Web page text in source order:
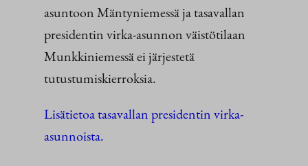
asuntoon Mäntyniemessä ja tasavallan
presidentin virka-asunnon väistötilaan
Munkkiniemessä ei järjestetä
tutustumiskierroksia.
Lisätietoa tasavallan presidentin virka-
asunnoista.